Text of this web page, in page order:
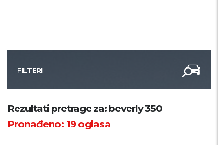
FILTERI
Kategorija
Rezultati pretrage za: beverly 350
Pronađeno: 19oglasa